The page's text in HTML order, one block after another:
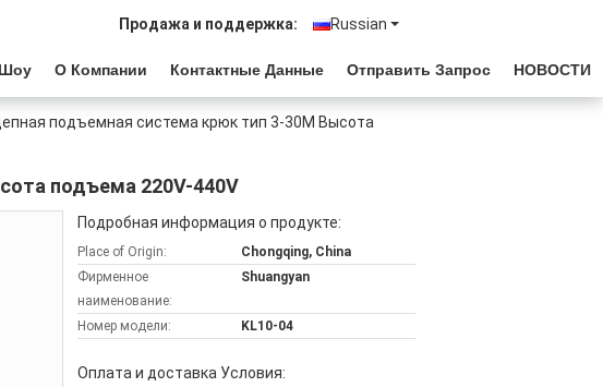
Russian
Продажа и поддержка:
О Компании Контактные Данные Отправить Запрос НОВОСТИ
подъемная система крюк тип 3-30M Высота
подъема 220V-440V
Подробная информация о продукте:
Place of Origin:
Chongqing, China
Фирменное
наименование:
Shuangyan
Номер модели: KL10-04
Оплата и доставка Условия: